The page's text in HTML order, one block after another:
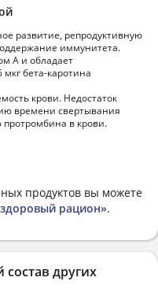
развитие, репродуктивную
иммунитета.
А и обладает
бета-каротина
крови. Недостаток
времени свертывания
в крови.
продуктов вы можете
рацион».
других